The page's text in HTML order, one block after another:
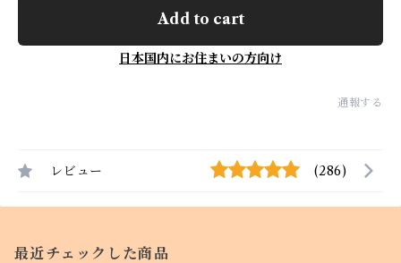
Add to cart
日本国内にお住まいの方向け
通報する
レビュー (286)
最近チェックした商品